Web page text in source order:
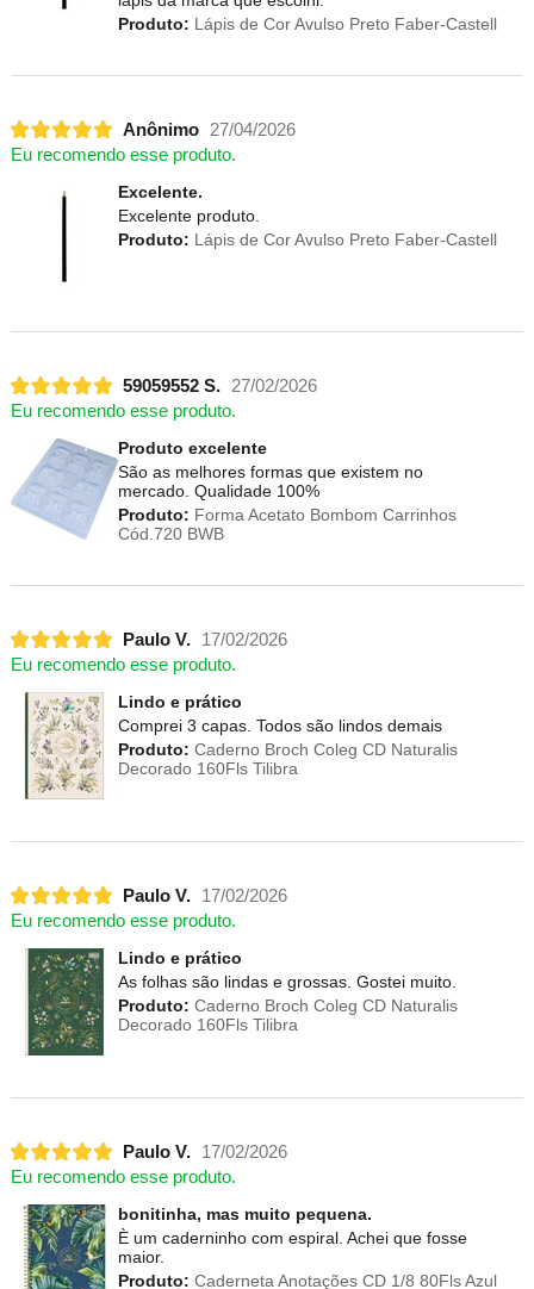
Produto: Lápis de Cor Avulso Preto Faber-Castell
Anônimo
27/04/2026
Eu recomendo esse produto.
Excelente.
Excelente produto.
Produto: Lápis de Cor Avulso Preto Faber-Castell
59059552 S.
27/02/2026
Eu recomendo esse produto.
Produto excelente
São as melhores formas que existem no
mercado. Qualidade 100%
Produto: Forma Acetato Bombom Carrinhos
Cód.720 BWB
Paulo V.
17/02/2026
Eu recomendo esse produto.
Lindo e prático
Comprei 3 capas. Todos são lindos demais
Produto: Caderno Broch Coleg CD Naturalis
Decorado 160Fls Tilibra
Paulo V.
17/02/2026
Eu recomendo esse produto.
Lindo e prático
As folhas são lindas e grossas. Gostei muito.
Produto: Caderno Broch Coleg CD Naturalis
Decorado 160Fls Tilibra
Paulo V.
17/02/2026
Eu recomendo esse produto.
bonitinha, mas muito pequena.
È um caderninho com espiral. Achei que fosse
maior.
Produto: Caderneta Anotações CD 1/8 80Fls Azul